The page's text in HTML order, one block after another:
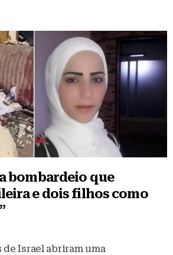
bombardeio que
e dois filhos como
de Israel abriram uma